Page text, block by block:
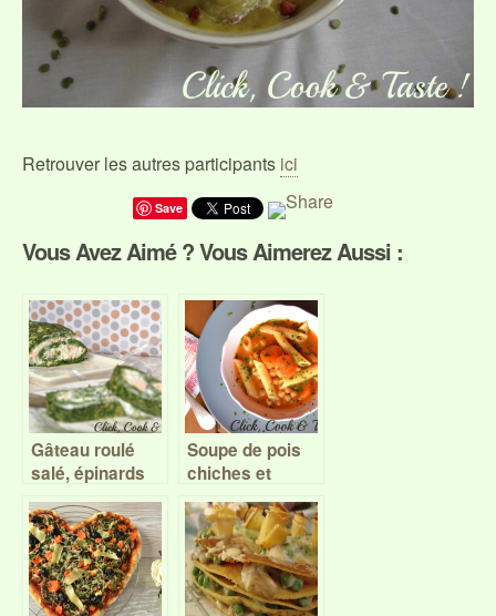
Retrouver les autres participants ici
Save
Vous Avez Aimé ? Vous Aimerez Aussi :
Gâteau roulé
salé, épinards
et saumon –
Battle Food #44
Soupe de pois
chiches et
pâtes